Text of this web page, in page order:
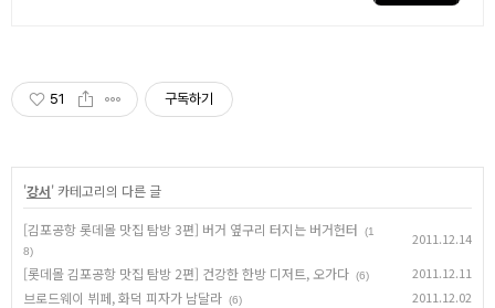
51 구독하기
'강서' 카테고리의 다른 글
[김포공항 롯데몰 맛집 탐방 3편] 버거 옆구리 터지는 버거헌터
(1
8)
2011.12.14
[롯데몰 김포공항 맛집 탐방 2편] 건강한 한방 디저트, 오가다 (6) 2011.12.11
브로드웨이 뷔페, 화덕 피자가 남달라 (6) 2011.12.02